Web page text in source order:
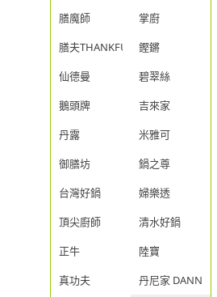
膳魔師
掌廚
膳夫THANKFUL
鏗鏘
仙德曼
碧翠絲
鵝頭牌
吉來家
丹露
米雅可
御膳坊
鍋之尊
台灣好鍋
婦樂透
頂尖廚師
清水好鍋
正牛
陸寶
真功夫
丹尼家 DANNY JIA